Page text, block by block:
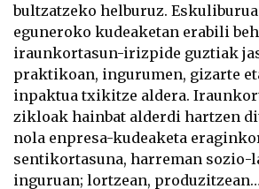
bultzatzeko helburuz.
eguneroko kudeaketan erabili
iraunkortasun-irizpide guztiak
praktikoan, ingurumen, gizarte
inpaktua txikitze aldera.
zikloak hainbat alderdi hartzen
nola enpresa-kudeaketa
sentikortasuna, harreman sozio-
inguruan; lortzean,